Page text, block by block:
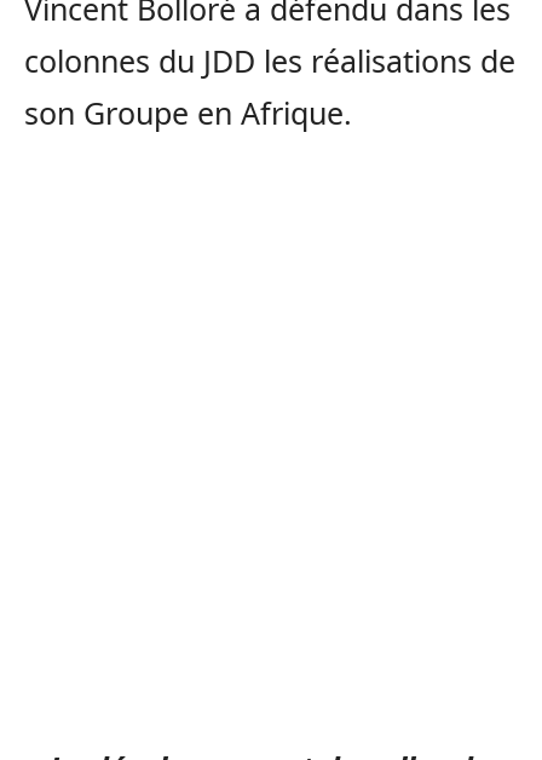
Vincent Bolloré a défendu dans les
colonnes du JDD les réalisations de
son Groupe en Afrique.